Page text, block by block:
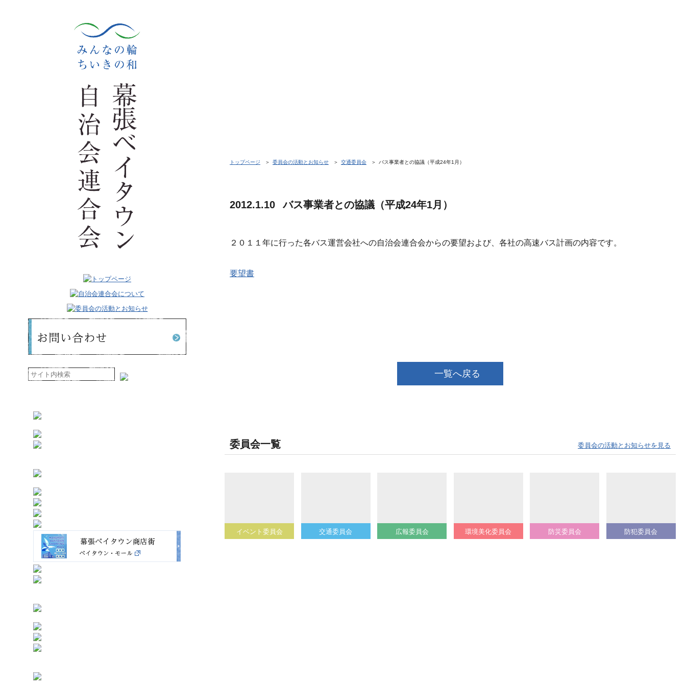
トップページ 委員会の活動とお知らせ 交通委員会 バス事業者との協議（平成24年1月）
2012.1.10 バス事業者との協議（平成24年1月）
２０１１年に行った各バス運営会社への自治会連合会からの要望および、各社の高速バス計画の内容です。
要望書
一覧へ戻る
委員会一覧 委員会の活動とお知らせを見る
イベント委員会 交通委員会 広報委員会 環境美化委員会 防災委員会 防犯委員会